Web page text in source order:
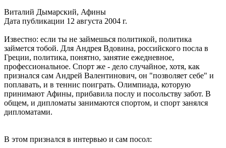
Виталий Дымарский, Афины
Дата публикации 12 августа 2004 г.
Известно: если ты не займешься политикой, политика
займется тобой. Для Андрея Вдовина, российского посла в
Греции, политика, понятно, занятие ежедневное,
профессиональное. Спорт же - дело случайное, хотя, как
признался сам Андрей Валентинович, он "позволяет себе" и
поплавать, и в теннис поиграть. Олимпиада, которую
принимают Афины, прибавила послу и посольству забот. В
общем, и дипломаты занимаются спортом, и спорт занялся
дипломатами.
В этом признался в интервью и сам посол: